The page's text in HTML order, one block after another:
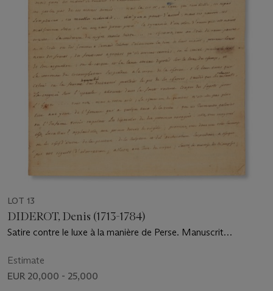
LOT 13
DIDEROT, Denis (1713-1784)
Satire contre le luxe à la manière de Perse. Manuscrit
Estimate
EUR 20,000 - 25,000